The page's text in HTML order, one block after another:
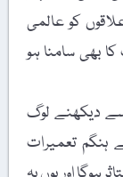
کو عالمی
بھی سامنا ہو
دیکھنے لوگ
ہنگم تعمیرات